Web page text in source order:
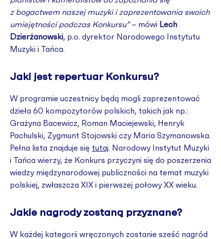
z bogactwem naszej muzyki i zaprezentowania swoich
umiejętności podczas Konkursu”– mówi Lech
Dzierżanowski, p.o. dyrektor Narodowego Instytutu
Muzyki i Tańca.
Jaki jest repertuar Konkursu?
W programie uczestnicy będą mogli zaprezentować
dzieła 60 kompozytorów polskich, takich jak np.:
Grażyna Bacewicz, Roman Maciejewski, Henryk
Pachulski, Zygmunt Stojowski czy Maria Szymanowska.
Pełna lista znajduje się tutaj. Narodowy Instytut Muzyki
i Tańca wierzy, że Konkurs przyczyni się do poszerzenia
wiedzy międzynarodowej publiczności na temat muzyki
polskiej, zwłaszcza XIX i pierwszej połowy XX wieku.
Jakie nagrody zostaną przyznane?
W każdej kategorii wręczonych zostanie sześć nagród